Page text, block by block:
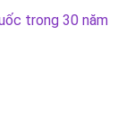
trong 30 năm